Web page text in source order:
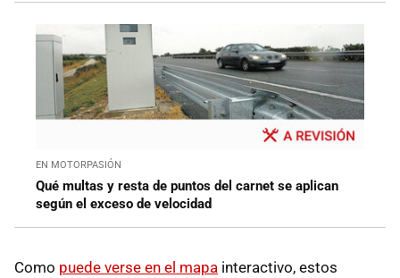
EN MOTORPASIÓN
Qué multas y resta de puntos del carnet se aplican
según el exceso de velocidad
Como puede verse en el mapa interactivo, estos